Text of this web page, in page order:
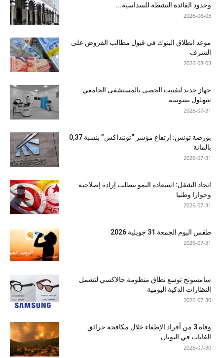
وحدود الفائدة النشطة للسداسية...
2026-08-03
موعد انطلاق البنوك في قبول مطالب القروض على
الشرف
2026-08-03
جهاز جديد لتفتيت الحصى بالمستشفى الجامعي
سهلول بسوسة
2026-07-31
بورصة تونس: ارتفاع مؤشر “توننداكس” بنسبة 0,37
بالمائة
2026-07-31
اتحاد الشغل: استعادة النمو يتطلب إرادة إصلاحية
وحوارا وطنيا
2026-07-31
طقس اليوم الجمعة 31 جويلية 2026
2026-07-31
سامسونج توسع نطاق منظومة جالاكسي لتشمل
النظارات الذكية اليومية
2026-07-30
وفاة 3 من أفراد الإطفاء خلال مكافحة حرائق
الغابات في اليونان
2026-07-30